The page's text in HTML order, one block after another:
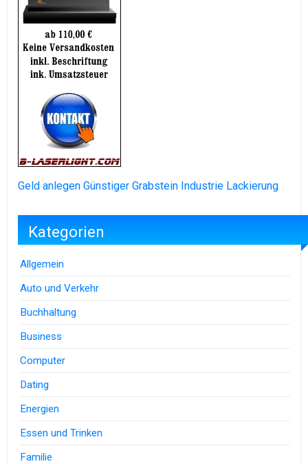
Geld anlegen Günstiger Grabstein Industrie Lackierung
Kategorien
Allgemein
Auto und Verkehr
Buchhaltung
Business
Computer
Dating
Energien
Essen und Trinken
Familie